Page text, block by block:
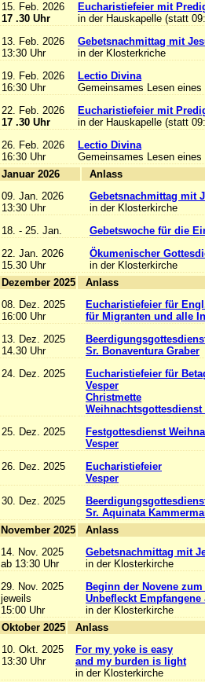
15. Feb. 2026
17 .30 Uhr
Eucharistiefeier mit
in der Hauskapelle (statt
13. Feb. 2026
13:30 Uhr
Gebetsnachmittag mit
in der Klosterkriche
19. Feb. 2026
16:30 Uhr
Lectio Divina
Gemeinsames Lesen
22. Feb. 2026
17 .30 Uhr
Eucharistiefeier mit
in der Hauskapelle (statt
26. Feb. 2026
16:30 Uhr
Lectio Divina
Gemeinsames Lesen
Januar 2026
09. Jan. 2026
13:30 Uhr
Gebetsnachmittag mit
in der Klosterkirche
18. - 25. Jan.
Gebetswoche für die
22. Jan. 2026
15.30 Uhr
Ökumenischer
in der Klosterkirche
Dezember 2025
08. Dez. 2025
16:00 Uhr
Eucharistiefeier für
für Migranten und alle
13. Dez. 2025
14.30 Uhr
Sr. Bonaventura Graber
24. Dez. 2025
Eucharistiefeier für
Vesper
Christmette
25. Dez. 2025
Festgottesdienst
Vesper
26. Dez. 2025
Eucharistiefeier
Vesper
30. Dez. 2025
Sr. Aquinata
November 2025
14. Nov. 2025
ab 13:30 Uhr
Gebetsnachmittag mit
in der Klosterkirche
29. Nov. 2025
jeweils
15:00 Uhr
Beginn der Novene zum
Unbefleckt
in der Klosterkirche
Oktober 2025
10. Okt. 2025
13:30 Uhr
For my yoke is easy
and my burden is light
in der Klosterkirche